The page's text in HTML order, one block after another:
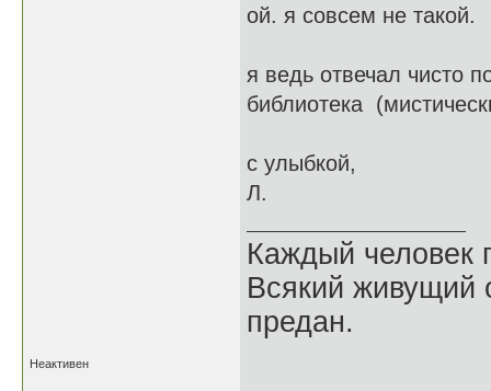
ой. я совсем не такой.
я ведь отвечал чисто
библиотека
с улыбкой,
Л.
Каждый человек
Всякий живущий
предан.
Неактивен